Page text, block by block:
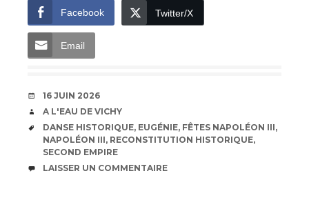
Facebook Twitter/X
Email
DATE
16 JUIN 2026
AUTEUR
A L'EAU DE VICHY
ÉTIQUETTES
DANSE HISTORIQUE, EUGÉNIE, FÊTES NAPOLÉON III,
NAPOLÉON III, RECONSTITUTION HISTORIQUE,
SECOND EMPIRE
COMMENTAIRES
LAISSER UN COMMENTAIRE